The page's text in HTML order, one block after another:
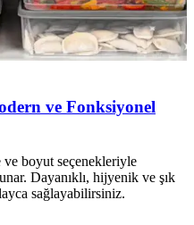
ve Fonksiyonel
ve boyut seçenekleriyle
Dayanıklı, hijyenik ve şık
sağlayabilirsiniz.